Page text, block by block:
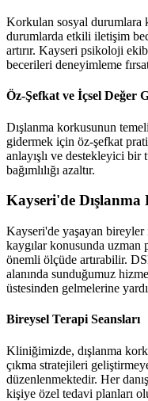
Korkulan sosyal durumlara
durumlarda etkili iletişim
artırır. Kayseri psikoloji
becerileri deneyimleme
Öz-Şefkat ve İçsel Değer
Dışlanma korkusunun
gidermek için öz-şefkat
anlayışlı ve destekleyici bir
bağımlılığı azaltır.
Kayseri'de
Kayseri'de yaşayan
kaygılar konusunda uzman
önemli ölçüde artırabilir.
alanında sunduğumuz
üstesinden gelmelerine
Bireysel Terapi Seansları
Kliniğimizde, dışlanma
çıkma stratejileri
düzenlenmektedir. Her
kişiye özel tedavi planları